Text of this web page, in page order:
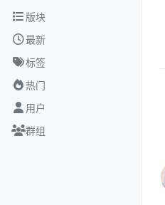
跳转至内容
版块
最新
标签
热门
用户
群组